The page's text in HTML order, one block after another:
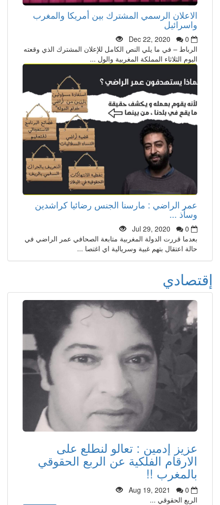
الاعلان الرسمي المشترك بين أمريكا والمغرب
واسرائيل
Dec 22, 2020
0
الرباط – في ما يلي النص الكامل للإعلان المشترك الذي وقعته
اليوم الثلاثاء المملكة المغربية والول ...
عمر الراضي : مارسنا الجنس رضائيا كراشدين
وسأذ ...
Jul 29, 2020
0
بعدما قررت الدولة المغربية متابعة الصحافي عمر الراضي في
حالة اعتقال بتهم غبية وسريالية اي اغتصا ...
إقتصادي
عزيز إدمين : تعالو لنطلع على
الارقام الفلكية عن الربع الحقوقي
بالمغرب !!
Aug 19, 2021
0
الريع الحقوقي ...